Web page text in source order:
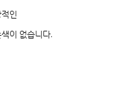
인
이 없습니다.